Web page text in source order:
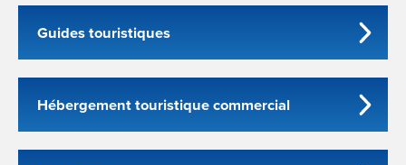
Guides touristiques
Hébergement touristique commercial